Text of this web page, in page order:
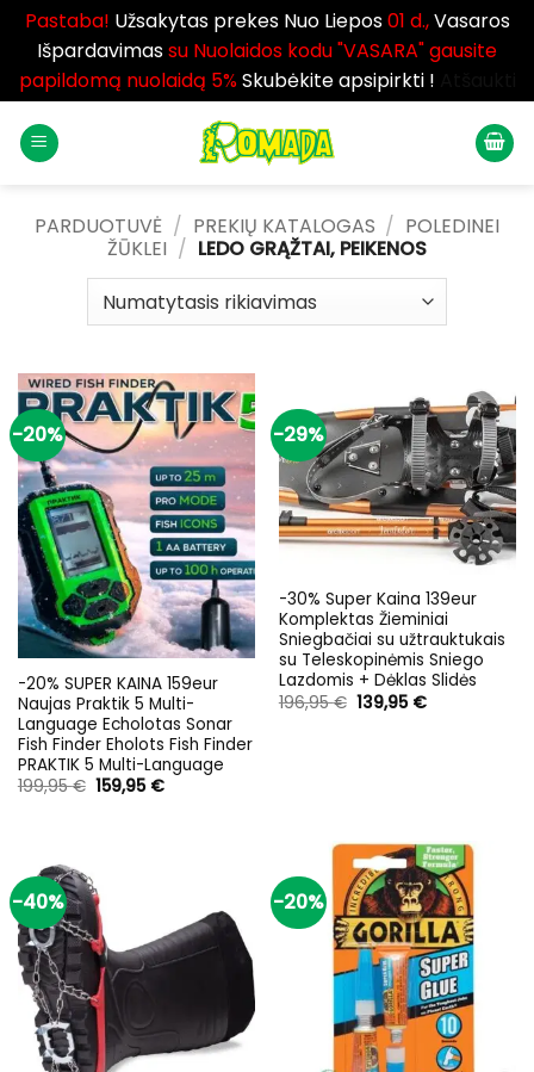
Pastaba! Užsakytas prekes Nuo Liepos01 d.,Vasaros
Išpardavimassu Nuolaidos kodu "VASARA" gausite
papildomą nuolaidą 5%Skubėkite apsipirkti !
PARDUOTUVĖ / PREKIŲ KATALOGAS / POLEDINEI
ŽŪKLEI / LEDO GRĄŽTAI, PEIKENOS
-20%
-20% SUPER KAINA 159eur
Naujas Praktik 5 Multi-
Language Echolotas Sonar
Fish Finder Eholots Fish Finder
PRAKTIK 5 Multi-Language
199,95€ Original
price
159,95 €Current
-29%
-30% Super Kaina 139eur
Komplektas Žieminiai
Sniegbačiai su užtrauktukais
su Teleskopinėmis Sniego
Lazdomis + Dėklas Slidės
196,95€ Original
price
139,95 €Current
-40% -20%